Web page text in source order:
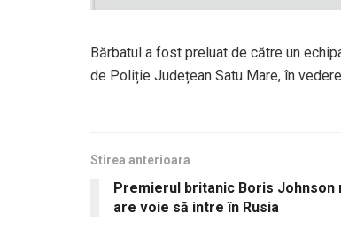
Bărbatul a fost preluat de către un
de Poliție Județean Satu Mare, în
Stirea anterioara
Premierul britanic Boris Johnson
are voie să intre în Rusia